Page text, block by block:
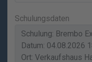
Schulungsdaten